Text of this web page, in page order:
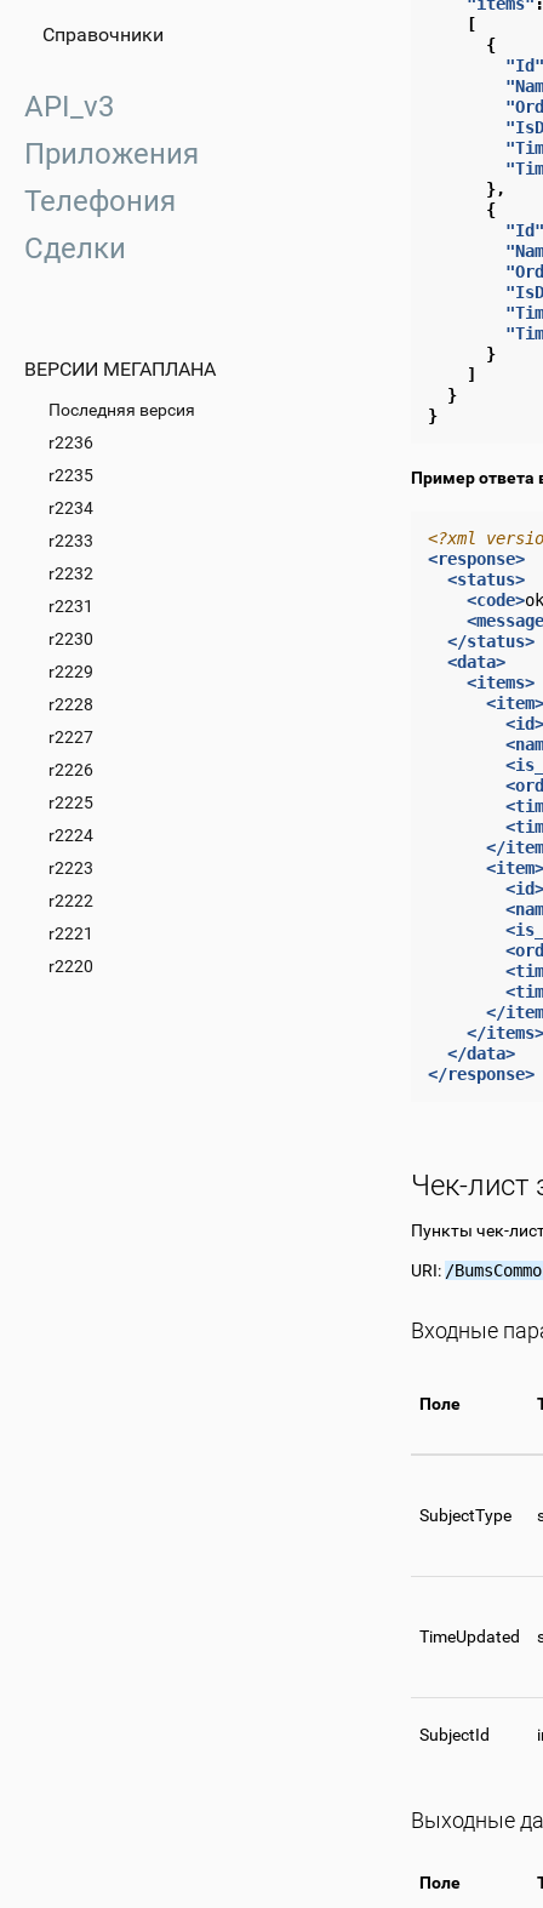
Справочники
API_v3
Приложения
Телефония
Сделки
ВЕРСИИ МЕГАПЛАНА
Последняя версия
r2236
r2235
r2234
r2233
r2232
r2231
r2230
r2229
r2228
r2227
r2226
r2225
r2224
r2223
r2222
r2221
r2220
"items" :
[
{
"Id"
},
{
"Id"
}
]
}
}
Пример ответа
<?xml
<response>
<status>
<code>ok
</status>
<data>
<items>
<item>
<id>
</
<item>
<id>
</
</items>
</data>
</response>
Чек-лист
Пункты чек-
URI: /
Входные
Поле
SubjectType
TimeUpdated
SubjectId
Выходные
Поле